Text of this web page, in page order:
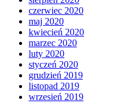
czerwiec 2020
maj 2020
kwiecień 2020
marzec 2020
luty 2020
styczeń 2020
grudzień 2019
listopad 2019
wrzesień 2019